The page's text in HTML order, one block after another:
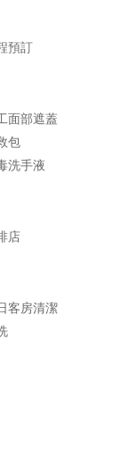
預訂
面部遮蓋
包
洗手液
店
客房清潔